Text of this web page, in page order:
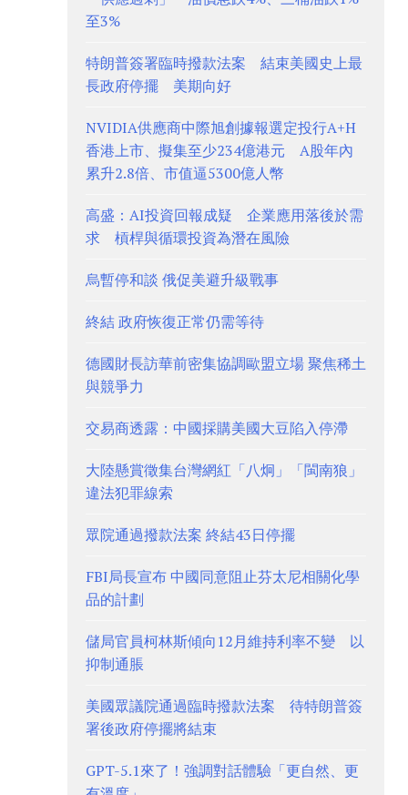
至3%
特朗普簽署臨時撥款法案 結束美國史上最
長政府停擺 美期向好
NVIDIA供應商中際旭創據報選定投行A+H
香港上市、擬集至少234億港元 A股年內
累升2.8倍、市值逼5300億人幣
高盛：AI投資回報成疑 企業應用落後於需
求 槓桿與循環投資為潛在風險
烏暫停和談 俄促美避升級戰事
終結 政府恢復正常仍需等待
德國財長訪華前密集協調歐盟立場 聚焦稀土
與競爭力
交易商透露：中國採購美國大豆陷入停滯
大陸懸賞徵集台灣網紅「八炯」「閩南狼」
違法犯罪線索
眾院通過撥款法案 終結43日停擺
FBI局長宣布 中國同意阻止芬太尼相關化學
品的計劃
儲局官員柯林斯傾向12月維持利率不變 以
抑制通脹
美國眾議院通過臨時撥款法案 待特朗普簽
署後政府停擺將結束
GPT-5.1來了！強調對話體驗「更自然、更